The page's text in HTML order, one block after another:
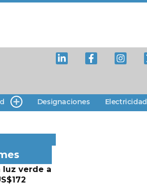
Designaciones Electricidad
luz verde a